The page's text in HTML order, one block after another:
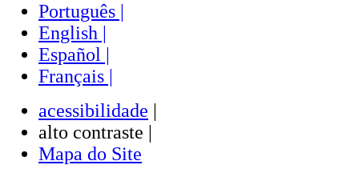
Português |
English |
Español |
Français |
acessibilidade |
alto contraste |
Mapa do Site